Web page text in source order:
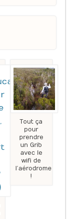
Tout ça
pour
prendre
un Grib
avec le
wifi de
l’aérodrome
!